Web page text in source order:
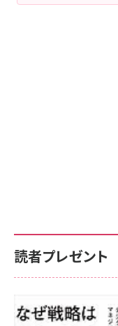
読者プレゼント
成果を生
があがら